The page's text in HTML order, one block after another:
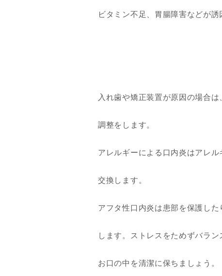
ビタミン不足、胃腸障害などが誘
入れ歯や矯正装置が原因の場合
調整をします。
アレルギーによる口内炎はアレ
交換します。
アフタ性口内炎は患部を保護し
します。ストレスをためずバラン
お口の中を清潔に保ちましょう。